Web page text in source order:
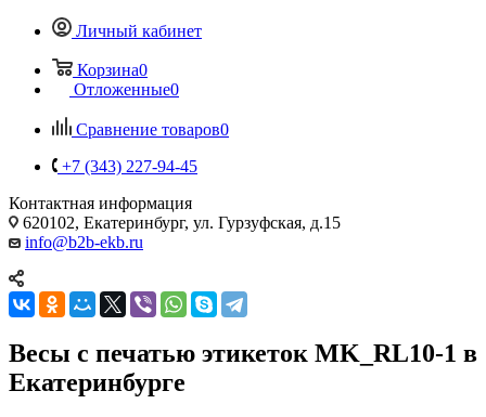
Личный кабинет
Корзина0
Отложенные0
Сравнение товаров0
+7 (343) 227-94-45
Контактная информация
620102, Екатеринбург, ул. Гурзуфская, д.15
info@b2b-ekb.ru
Весы с печатью этикеток MK_RL10-1 в
Екатеринбурге